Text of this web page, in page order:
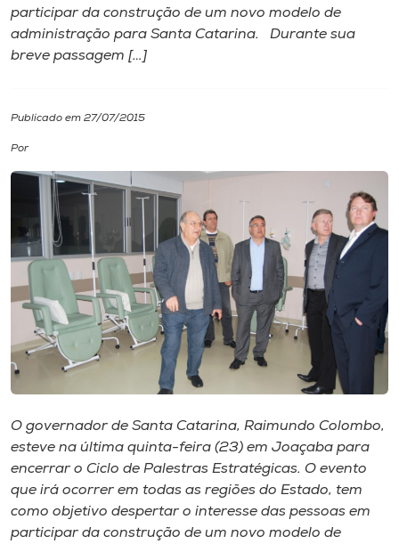
I.nova
Cultura
CPA
Biblioteca
Editora
Rádio
Unoesc
Store
participar da construção de um novo modelo de
administração para Santa Catarina. Durante sua
breve passagem […]
Publicado em 27/07/2015
Por
O governador de Santa Catarina, Raimundo Colombo,
esteve na última quinta-feira (23) em Joaçaba para
encerrar o Ciclo de Palestras Estratégicas. O evento
que irá ocorrer em todas as regiões do Estado, tem
como objetivo despertar o interesse das pessoas em
participar da construção de um novo modelo de